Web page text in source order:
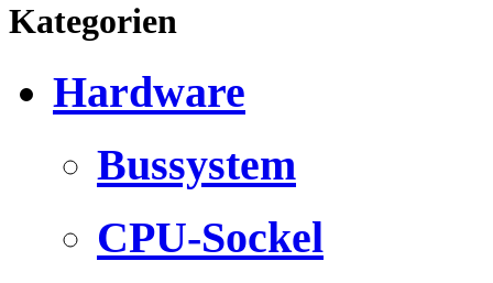
Kategorien
Hardware
Bussystem
CPU-Sockel